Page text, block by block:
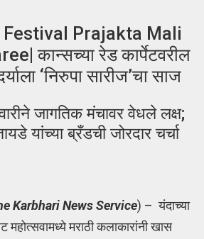
Festival Prajakta Mali
कान्सच्या रेड कार्पेटवरील
‘निरुपा सारीज’चा साज
जागतिक मंचावर वेधले लक्ष;
यांच्या ब्रँडची जोरदार चर्चा
Karbhari News Service) – यंदाच्या
महोत्सवामध्ये मराठी कलाकारांनी खास